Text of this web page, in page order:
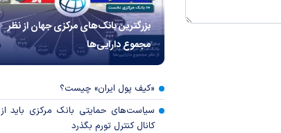
بزرگترین بانک‌های مرکزی جهان از نظر
مجموع دارایی‌ها
«کیف پول ایران» چیست؟
سیاست‌های حمایتی بانک مرکزی باید از
کانال کنترل تورم بگذرد